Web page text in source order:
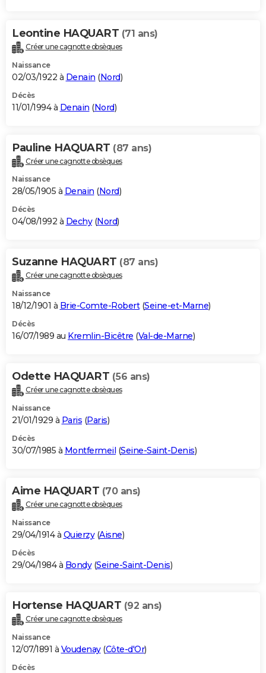
Leontine HAQUART (71 ans)
Créer une cagnotte obsèques
Naissance
02/03/1922 à Denain (Nord)
Décès
11/01/1994 à Denain (Nord)
Pauline HAQUART (87 ans)
Créer une cagnotte obsèques
Naissance
28/05/1905 à Denain (Nord)
Décès
04/08/1992 à Dechy(Nord)
Suzanne HAQUART (87 ans)
Créer une cagnotte obsèques
Naissance
18/12/1901 à Brie-Comte-Robert(Seine-et-Marne)
Décès
16/07/1989 au Kremlin-Bicêtre (Val-de-Marne)
Odette HAQUART (56 ans)
Créer une cagnotte obsèques
Naissance
21/01/1929 à Paris (Paris)
Décès
30/07/1985 à Montfermeil (Seine-Saint-Denis)
Aime HAQUART (70 ans)
Créer une cagnotte obsèques
Naissance
29/04/1914 à Quierzy(Aisne)
Décès
29/04/1984 à Bondy(Seine-Saint-Denis)
Hortense HAQUART (92 ans)
Créer une cagnotte obsèques
Naissance
12/07/1891 à Voudenay(Côte-d'Or)
Décès